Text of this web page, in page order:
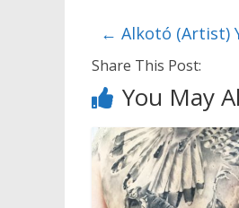
← Alkotó (Artist)
Share This Post:
You May